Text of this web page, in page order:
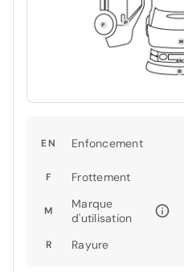
EN Enfoncement
F Frottement
M
Marque
d'utilisation
R Rayure